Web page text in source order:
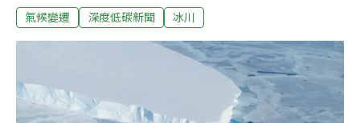
研究發現，全球融冰甚至導致地殼變形。全球冰層消退的
月，義大利北部斯科爾魯佐山一條冰川融化後，曝露出一
批第一次世界大戰的遺跡。該處一個洞穴避難所曾在戰爭
中收容了20名奧地利士兵，目前找到食物、餐具、夾克和
其他物品。歷史學家莫羅西尼（Stefano Morosini）告訴
氣候變遷 深度低碳新聞 冰川